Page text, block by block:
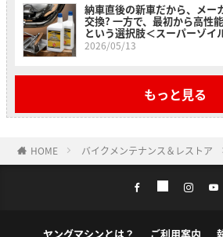
納車直後の新車だから、メー
交換? 一方で、最初から高性
という選択肢＜スーパーゾイ
フ＞
2026/05/13
もっと見る
HOME バイクメンテナンス＆レストア
ヤングマシンとは？ ご利用案内